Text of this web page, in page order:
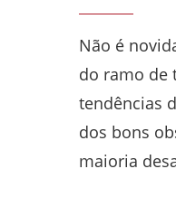
Não é
do ramo de
tendências
dos bons
maioria